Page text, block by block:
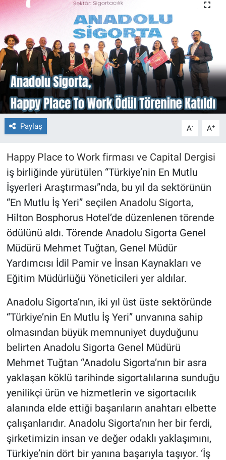
Paylaş A- A+
Happy Place to Work firması ve Capital Dergisi
iş birliğinde yürütülen “Türkiye’nin En Mutlu
İşyerleri Araştırması”nda, bu yıl da sektörünün
“En Mutlu İş Yeri” seçilen Anadolu Sigorta,
Hilton Bosphorus Hotel’de düzenlenen törende
ödülünü aldı. Törende Anadolu Sigorta Genel
Müdürü Mehmet Tuğtan, Genel Müdür
Yardımcısı İdil Pamir ve İnsan Kaynakları ve
Eğitim Müdürlüğü Yöneticileri yer aldılar.
Anadolu Sigorta’nın, iki yıl üst üste sektöründe
“Türkiye’nin En Mutlu İş Yeri” unvanına sahip
olmasından büyük memnuniyet duyduğunu
belirten Anadolu Sigorta Genel Müdürü
Mehmet Tuğtan “Anadolu Sigorta’nın bir asra
yaklaşan köklü tarihinde sigortalılarına sunduğu
yenilikçi ürün ve hizmetlerin ve sigortacılık
alanında elde ettiği başarıların anahtarı elbette
çalışanlarıdır. Anadolu Sigorta’nın her bir ferdi,
şirketimizin insan ve değer odaklı yaklaşımını,
Türkiye’nin dört bir yanına başarıyla taşıyor. ‘İş